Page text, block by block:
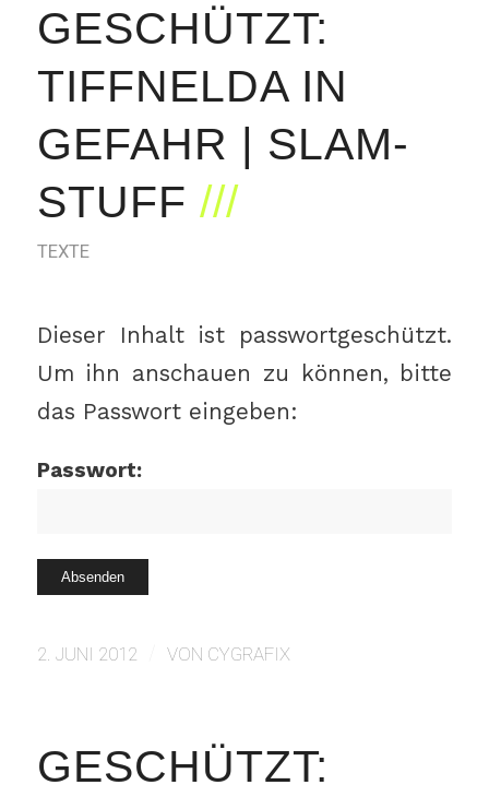
GESCHÜTZT:
TIFFNELDA IN
GEFAHR | SLAM-
STUFF
TEXTE
Dieser Inhalt ist passwortgeschützt.
Um ihn anschauen zu können, bitte
das Passwort eingeben:
Passwort:
2. JUNI 2012 VON CYGRAFIX
GESCHÜTZT: